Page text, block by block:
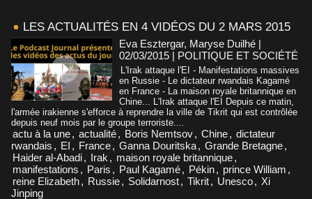
LES ACTUALITÉS EN 4 VIDÉOS DU 2 MARS 2015
Eva Esztergar, Maryse Duilhé |
02/03/2015 | POLITIQUE ET SOCIÉTÉ
L'Irak attaque l'EI - Manifestations massives
en Russie - Le dictateur rwandais Kagamé
en France - La maison royale britannique en
Chine... L'Irak attaque l'EI Depuis ce matin,
l'armée irakienne s'efforce à reprendre la ville de Tikrit qui est contrôlée
depuis neuf mois par le groupe terroriste....
actu à la une, actualité, Boris Nemtsov, Chine, dictateur
rwandais , EI , France, Ganna Douritska, Grande Bretagne,
Haider al-Abadi, Irak , maison royale britannique,
manifestations , Paris , Paul Kagamé, Pékin, prince William ,
reine Elizabeth, Russie, Solidarnost, Tikrit, Unesco, Xi
Jinping